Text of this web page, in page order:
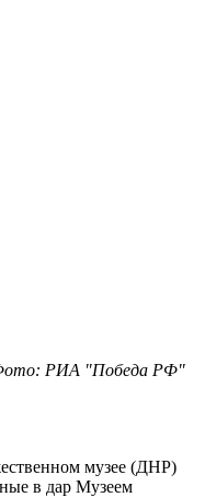
РИА "Победа РФ"
музее (ДНР)
в дар Музеем